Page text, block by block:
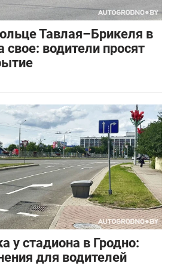
Тавлая–Брикеля в
свое: водители просят
у стадиона в Гродно:
для водителей